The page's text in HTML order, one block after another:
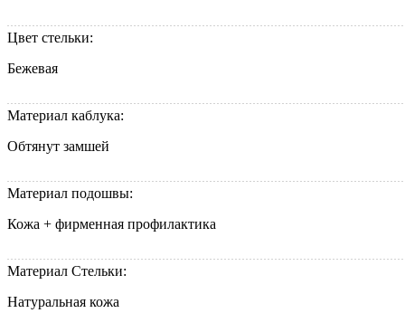
Цвет стельки:
Бежевая
Материал каблука:
Обтянут замшей
Материал подошвы:
Кожа + фирменная профилактика
Материал Стельки:
Натуральная кожа